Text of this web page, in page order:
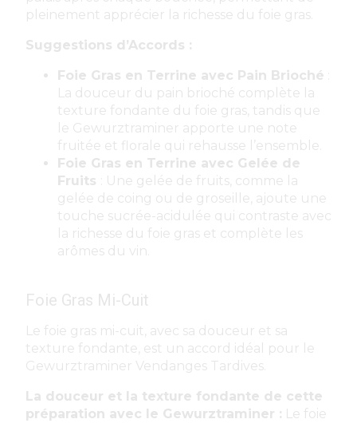
pleinement apprécier la richesse du foie gras.
Suggestions d’Accords :
Foie Gras en Terrine avec Pain Brioché
La douceur du pain brioché complète la
texture fondante du foie gras, tandis que
le Gewurztraminer apporte une note
fruitée et florale qui rehausse l’ensemble.
Foie Gras en Terrine avec Gelée de
Fruits
: Une gelée de fruits, comme la
gelée de coing ou de groseille, ajoute une
touche sucrée-acidulée qui contraste avec
la richesse du foie gras et complète les
arômes du vin.
Foie Gras Mi-Cuit
Le foie gras mi-cuit, avec sa douceur et sa
texture fondante, est un accord idéal pour le
Gewurztraminer Vendanges Tardives.
La douceur et la texture fondante de cette
préparation avec le Gewurztraminer : Le foie